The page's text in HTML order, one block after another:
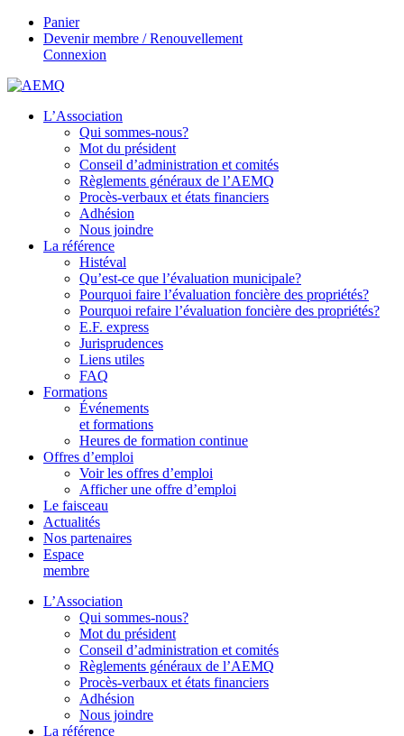
Panier
Devenir membre / Renouvellement
Connexion
L’Association
Qui sommes-nous?
Mot du président
Conseil d’administration et comités
Règlements généraux de l’AEMQ
Procès-verbaux et états financiers
Adhésion
Nous joindre
La référence
Histéval
Qu’est-ce que l’évaluation municipale?
Pourquoi faire l’évaluation foncière des propriétés?
Pourquoi refaire l’évaluation foncière des propriétés?
E.F. express
Jurisprudences
Liens utiles
FAQ
Formations
Événements
et formations
Heures de formation continue
Offres d’emploi
Voir les offres d’emploi
Afficher une offre d’emploi
Le faisceau
Actualités
Nos partenaires
Espace
membre
L’Association
Qui sommes-nous?
Mot du président
Conseil d’administration et comités
Règlements généraux de l’AEMQ
Procès-verbaux et états financiers
Adhésion
Nous joindre
La référence